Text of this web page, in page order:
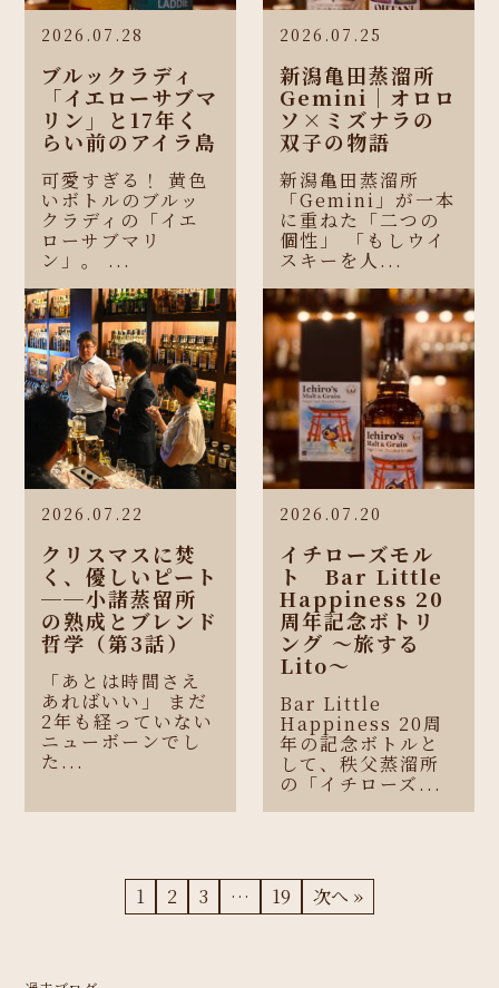
2026.07.28
ブルックラディ
「イエローサブマ
リン」と17年く
らい前のアイラ島
可愛すぎる！ 黄色
いボトルのブルッ
クラディの「イエ
ローサブマリ
ン」。 ...
2026.07.25
新潟亀田蒸溜所
Gemini｜オロロ
ソ×ミズナラの
双子の物語
新潟亀田蒸溜所
「Gemini」が一本
に重ねた「二つの
個性」 「もしウイ
スキーを人...
2026.07.22
クリスマスに焚
く、優しいピート
──小諸蒸留所
の熟成とブレンド
哲学（第3話）
「あとは時間さえ
あればいい」 まだ
2年も経っていない
ニューボーンでし
た...
2026.07.20
イチローズモル
ト Bar Little
Happiness 20
周年記念ボトリ
ング 〜旅する
Lito〜
Bar Little
Happiness 20周
年の記念ボトルと
して、秩父蒸溜所
の「イチローズ...
1 2 3 … 19 次へ »